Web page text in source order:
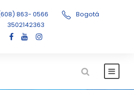
863- 0566
Bogotá
3502142363